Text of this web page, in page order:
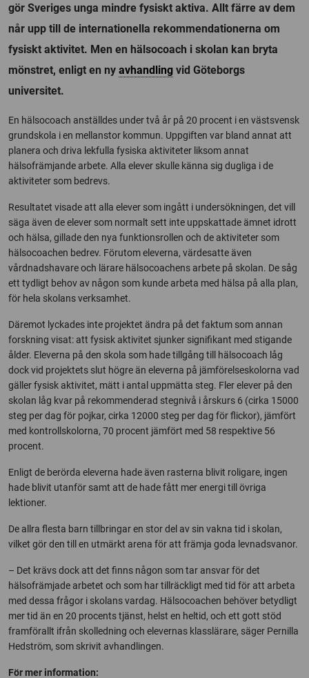
gör Sveriges unga mindre fysiskt aktiva. Allt färre av dem
når upp till de internationella rekommendationerna om
fysiskt aktivitet. Men en hälsocoach i skolan kan bryta
mönstret, enligt en ny avhandling vid Göteborgs
universitet.
En hälsocoach anställdes under två år på 20 procent i en västsvensk
grundskola i en mellanstor kommun. Uppgiften var bland annat att
planera och driva lekfulla fysiska aktiviteter liksom annat
hälsofrämjande arbete. Alla elever skulle känna sig dugliga i de
aktiviteter som bedrevs.
Resultatet visade att alla elever som ingått i undersökningen, det vill
säga även de elever som normalt sett inte uppskattade ämnet idrott
och hälsa, gillade den nya funktionsrollen och de aktiviteter som
hälsocoachen bedrev. Förutom eleverna, värdesatte även
vårdnadshavare och lärare hälsocoachens arbete på skolan. De såg
ett tydligt behov av någon som kunde arbeta med hälsa på alla plan,
för hela skolans verksamhet.
Däremot lyckades inte projektet ändra på det faktum som annan
forskning visat: att fysisk aktivitet sjunker signifikant med stigande
ålder. Eleverna på den skola som hade tillgång till hälsocoach låg
dock vid projektets slut högre än eleverna på jämförelseskolorna vad
gäller fysisk aktivitet, mätt i antal uppmätta steg. Fler elever på den
skolan låg kvar på rekommenderad stegnivå i årskurs 6 (cirka 15000
steg per dag för pojkar, cirka 12000 steg per dag för flickor), jämfört
med kontrollskolorna, 70 procent jämfört med 58 respektive 56
procent.
Enligt de berörda eleverna hade även rasterna blivit roligare, ingen
hade blivit utanför samt att de hade fått mer energi till övriga
lektioner.
De allra flesta barn tillbringar en stor del av sin vakna tid i skolan,
vilket gör den till en utmärkt arena för att främja goda levnadsvanor.
– Det krävs dock att det finns någon som tar ansvar för det
hälsofrämjade arbetet och som har tillräckligt med tid för att arbeta
med dessa frågor i skolans vardag. Hälsocoachen behöver betydligt
mer tid än en 20 procents tjänst, helst en heltid, och ett gott stöd
framförallt ifrån skolledning och elevernas klasslärare, säger Pernilla
Hedström, som skrivit avhandlingen.
För mer information: